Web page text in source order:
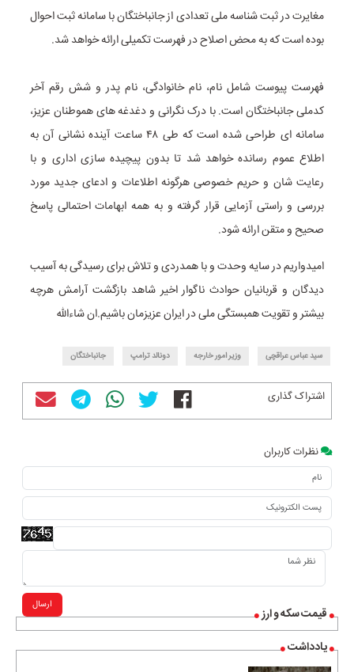
قیمت سکه و ارز
یادداشت
مغایرت در ثبت شناسه ملی تعدادی از جانباختگان با سامانه ثبت احوال
بوده است که به محض اصلاح در فهرست تکمیلی ارائه خواهد شد.
فهرست پیوست شامل نام، نام خانوادگی، نام پدر و شش رقم آخر
کدملی جانباختگان است. با درک نگرانی و دغدغه های هموطنان عزیز،
سامانه ای طراحی شده است که طی ۴۸ ساعت آینده نشانی آن به
اطلاع عموم رسانده خواهد شد تا بدون پیچیده سازی اداری و با
رعایت شان و حریم خصوصی هرگونه اطلاعات و ادعای جدید مورد
بررسی و راستی آزمایی قرار گرفته و به همه ابهامات احتمالی پاسخ
صحیح و متقن ارائه شود.
امیدواریم در سایه وحدت و با همدردی و تلاش برای رسیدگی به آسیب
دیدگان و قربانیان حوادث ناگوار اخیر شاهد بازگشت آرامش هرچه
بیشتر و تقویت همبستگی ملی در ایران عزیزمان باشیم.ان شاءالله
سید عباس عراقچی وزیر امور خارجه دونالد ترامپ جانباختگان
اشتراک گذاری
نظرات کاربران
ارسال